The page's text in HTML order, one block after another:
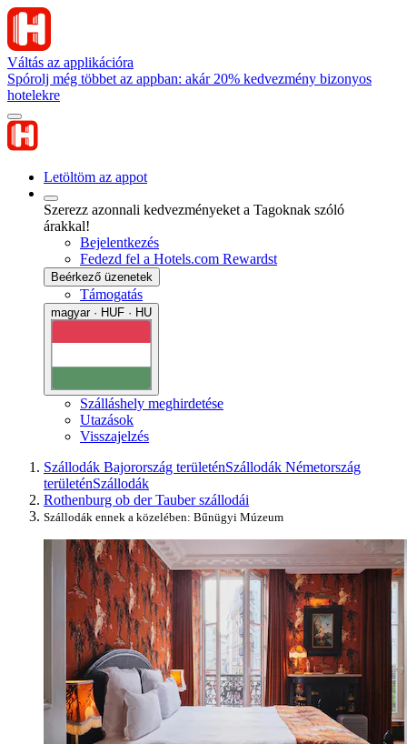
Váltás az applikációra
Spórolj még többet az appban: akár 20% kedvezmény bizonyos
hotelekre
Letöltöm az appot
Szerezz azonnali kedvezményeket a Tagoknak szóló
árakkal!
Bejelentkezés
Fedezd fel a Hotels.com Rewardst
Beérkező üzenetek
Támogatás
magyar · HUF · HU
Szálláshely meghirdetése
Utazások
Visszajelzés
Szállodák Bajorország területénSzállodák Németország
területénSzállodák
Rothenburg ob der Tauber szállodái
Szállodák ennek a közelében: Bűnügyi Múzeum